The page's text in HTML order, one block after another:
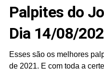
Palpites do
Dia 14/08/
Esses são os melhores
de 2021. E com toda a